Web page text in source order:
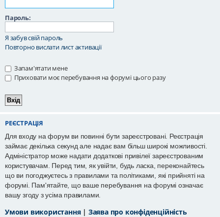
Пароль:
Я забув свій пароль
Повторно вислати лист активації
Запам'ятати мене
Приховати моє перебування на форумі цього разу
РЕЄСТРАЦІЯ
Для входу на форум ви повинні бути зареєстровані. Реєстрація
займає декілька секунд але надає вам більш широкі можливості.
Адміністратор може надати додаткові привілеї зареєстрованим
користувачам. Перед тим, як увійти, будь ласка, переконайтесь
що ви погоджуєтесь з правилами та політиками, які прийняті на
форумі. Пам'ятайте, що ваше перебування на форумі означає
вашу згоду з усіма правилами.
Умови використання| Заява про конфіденційність